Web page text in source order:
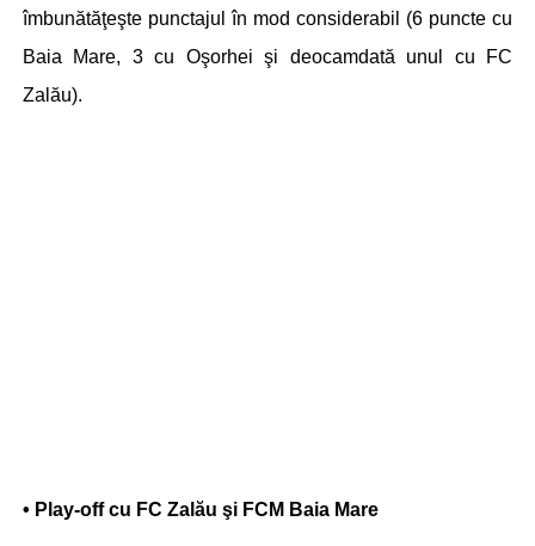
îmbunătăţeşte punctajul în mod considerabil (6 puncte cu
Baia Mare, 3 cu Oşorhei şi deocamdată unul cu FC
Zalău).
• Play-off cu FC Zalău şi FCM Baia Mare